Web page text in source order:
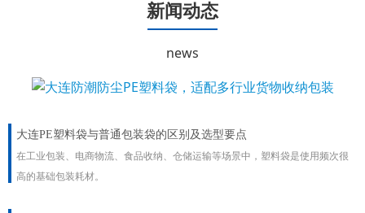
新闻动态
news
大连PE塑料袋与普通包装袋的区别及选型要点
在工业包装、电商物流、食品收纳、仓储运输等场景中，塑料袋是使用频次很
高的基础包装耗材。